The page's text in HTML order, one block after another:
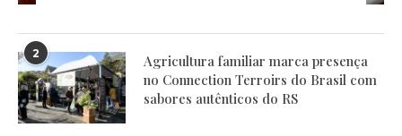
2
Agricultura familiar marca presença
no Connection Terroirs do Brasil com
sabores autênticos do RS